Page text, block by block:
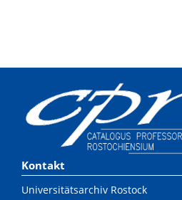
Kontakt
Universitätsarchiv Rostock